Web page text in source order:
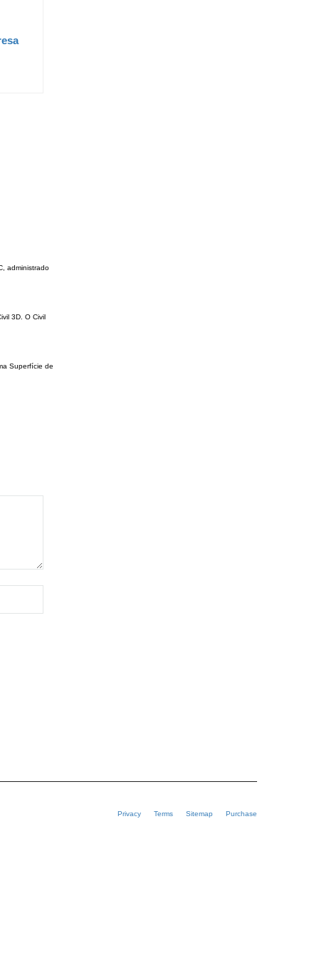
administrado
3D. O Civil
Superfície de
Privacy Terms Sitemap Purchase